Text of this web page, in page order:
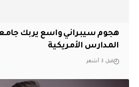
هجوم سيبراني واسع يربك
المدارس الأمريكية
قبل 3 أشهر